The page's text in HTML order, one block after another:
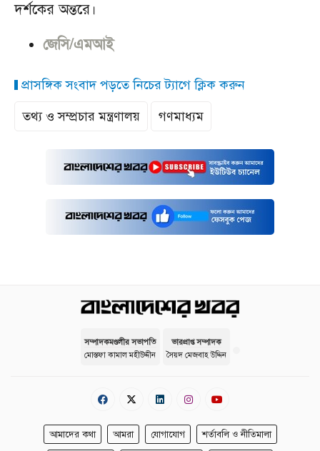
দর্শকের অন্তরে।
জেসি/এমআই
প্রাসঙ্গিক সংবাদ পড়তে নিচের ট্যাগে ক্লিক করুন
তথ্য ও সম্প্রচার মন্ত্রণালয়
গণমাধ্যম
সম্পাদকমণ্ডলীর সভাপতি
মোস্তফা কামাল মহীউদ্দীন
ভারপ্রাপ্ত সম্পাদক
সৈয়দ মেজবাহ উদ্দিন
আমাদের কথা আমরা যোগাযোগ শর্তাবলি ও নীতিমালা